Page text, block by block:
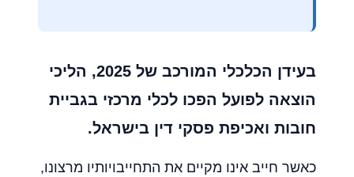
בעידן הכלכלי המורכב של 2025, הליכי
הוצאה לפועל הפכו לכלי מרכזי בגביית
חובות ואכיפת פסקי דין בישראל.
כאשר חייב אינו מקיים את התחייבויותיו מרצונו,